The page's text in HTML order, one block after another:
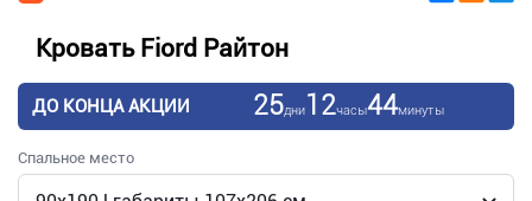
Кровать Fiord Райтон
ДО КОНЦА АКЦИИ 25дни12часы44минуты
Спальное место